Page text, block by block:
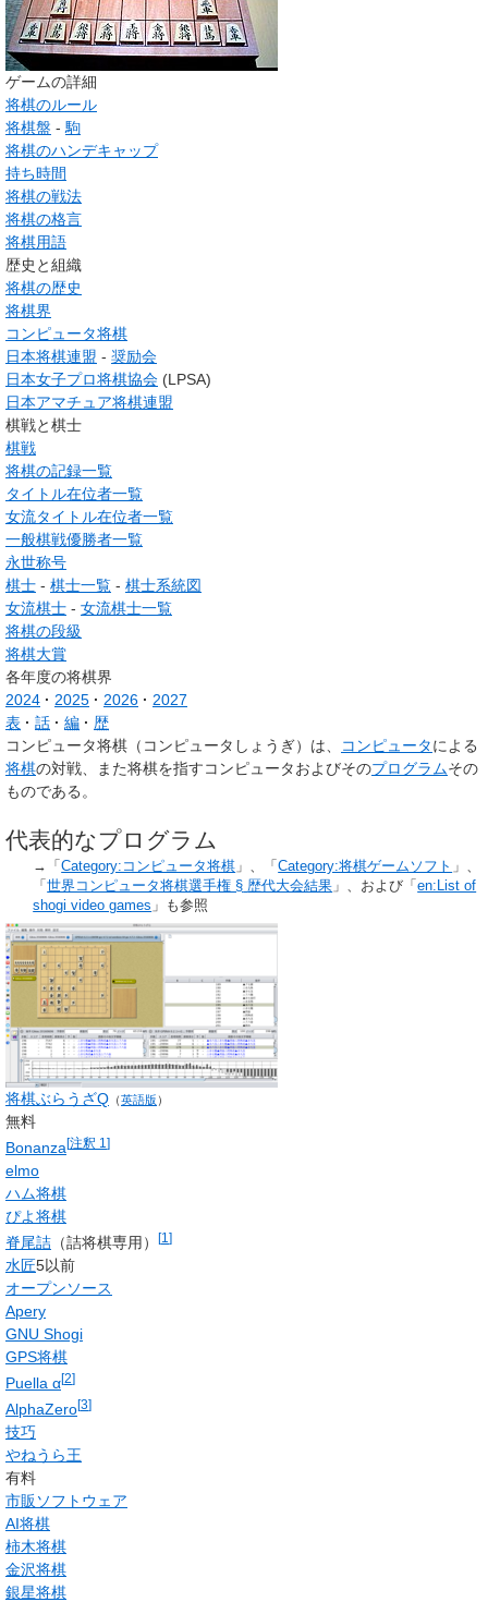
ゲームの詳細
将棋のルール
将棋盤 - 駒
将棋のハンデキャップ
持ち時間
将棋の戦法
将棋の格言
将棋用語
歴史と組織
将棋の歴史
将棋界
コンピュータ将棋
日本将棋連盟 - 奨励会
日本女子プロ将棋協会 (LPSA)
日本アマチュア将棋連盟
棋戦と棋士
棋戦
将棋の記録一覧
タイトル在位者一覧
女流タイトル在位者一覧
一般棋戦優勝者一覧
永世称号
棋士 - 棋士一覧 - 棋士系統図
女流棋士 - 女流棋士一覧
将棋の段級
将棋大賞
各年度の将棋界
2024
2025 2026
2027
表
話 編
歴
コンピュータ将棋 （コンピュータしょうぎ）は、 コンピュータによる
将棋の対戦、また将棋を指すコンピュータおよびそのプログラムその
ものである。
代表的なプログラム
→「Category:コンピュータ将棋 」、「Category:将棋ゲームソフト 」、
「世界コンピュータ将棋選手権 § 歴代大会結果 」、および「en:List of
shogi video games 」も参照
将棋ぶらうざQ （英語版 ）
無料
Bonanza[注釈 1 ]
elmo
ハム将棋
ぴよ将棋
脊尾詰 （詰将棋専用） [1 ]
水匠5以前
オープンソース
Apery
GNU Shogi
GPS将棋
Puella α[2]
AlphaZero[3]
技巧
やねうら王
有料
市販ソフトウェア
AI将棋
柿木将棋
金沢将棋
銀星将棋